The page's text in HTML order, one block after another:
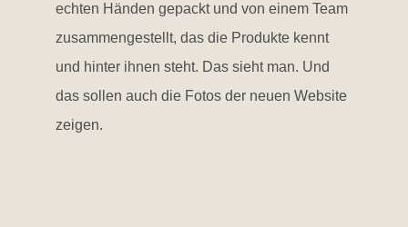
echten Händen gepackt und von einem Team
zusammengestellt, das die Produkte kennt
und hinter ihnen steht. Das sieht man. Und
das sollen auch die Fotos der neuen Website
zeigen.